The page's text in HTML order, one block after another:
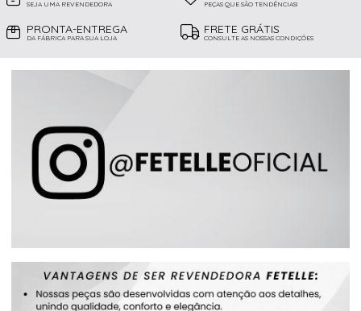
SEJA UMA REVENDEDORA PEÇAS QUE SÃO TENDÊNCIAS!
PRONTA-ENTREGA
DA FÁBRICA PARA SUA LOJA
FRETE GRÁTIS
CONSULTE AS NOSSAS CONDIÇÕES